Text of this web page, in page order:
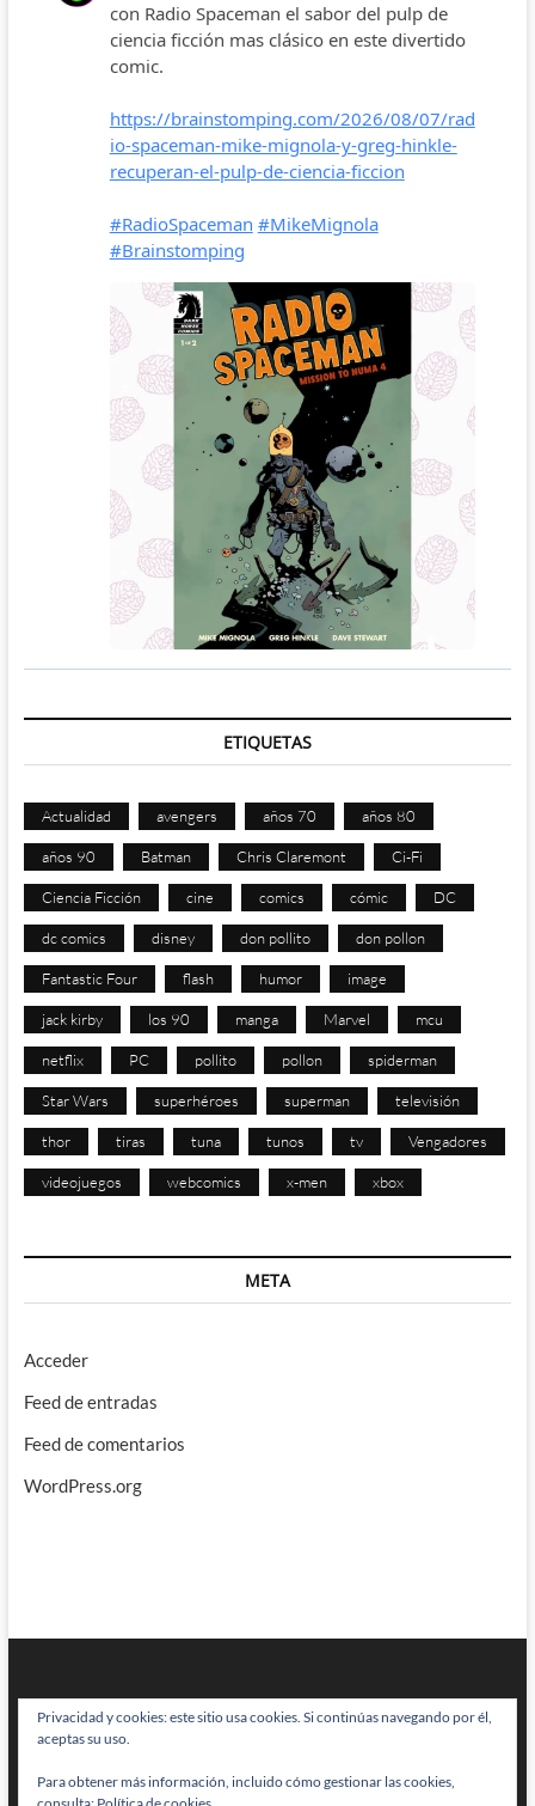
ETIQUETAS
Actualidad avengers años 70 años 80
años 90 Batman Chris Claremont Ci-Fi
Ciencia Ficción cine comics cómic DC
dc comics disney don pollito don pollon
Fantastic Four flash humor image
jack kirby los 90 manga Marvel mcu
netflix PC pollito pollon spiderman
Star Wars superhéroes superman televisión
thor tiras tuna tunos tv Vengadores
videojuegos webcomics x-men xbox
META
Acceder
Feed de entradas
Feed de comentarios
WordPress.org
BRAINSTOMPING| Diseñado por:Theme Freesia|WordPress| © Todos
Privacidad y cookies: este sitio usa cookies. Si continúas navegando por él,
aceptas su uso.
Para obtener más información, incluido cómo gestionar las cookies,